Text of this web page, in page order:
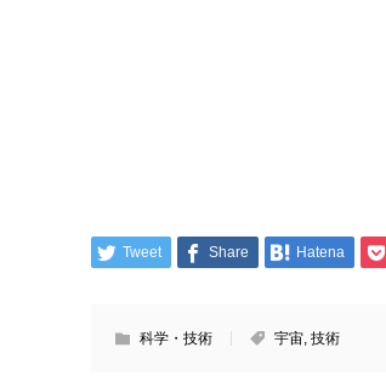
Tweet Share Hatena
科学・技術 宇宙, 技術